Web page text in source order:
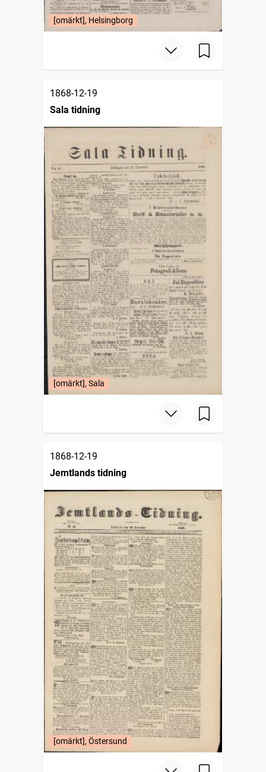
[omärkt], Helsingborg
1868-12-19
Sala tidning
[omärkt], Sala
1868-12-19
Jemtlands tidning
[omärkt], Östersund